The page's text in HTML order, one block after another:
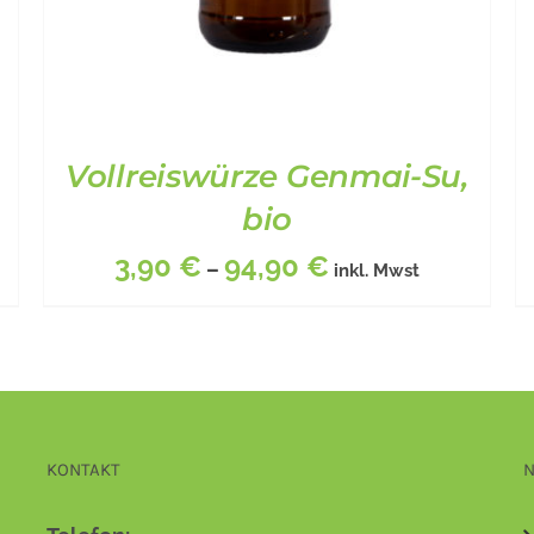
Vollreiswürze Genmai-Su,
bio
3,90 € – 94,90 € inkl. Mwst
KONTAKT